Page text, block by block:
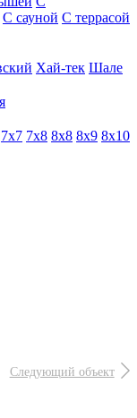
С сауной С террасой
Хай-тек Шале
7х7 7х8 8х8 8х9 8х10
Следующий объект